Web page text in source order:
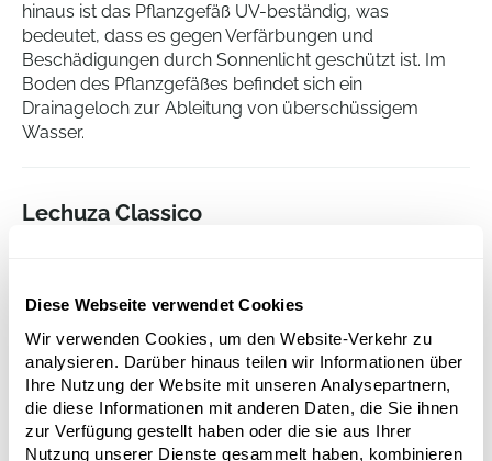
Diese Webseite verwendet Cookies
Wir verwenden Cookies, um den Website-Verkehr zu
analysieren. Darüber hinaus teilen wir Informationen über
Ihre Nutzung der Website mit unseren Analysepartnern,
die diese Informationen mit anderen Daten, die Sie ihnen
zur Verfügung gestellt haben oder die sie aus Ihrer
Nutzung unserer Dienste gesammelt haben, kombinieren
hinaus ist das Pflanzgefäß UV-beständig, was
bedeutet, dass es gegen Verfärbungen und
Beschädigungen durch Sonnenlicht geschützt ist. Im
Boden des Pflanzgefäßes befindet sich ein
Drainageloch zur Ableitung von überschüssigem
Wasser.
Lechuza Classico
Tiefe:
50
Öffnung:
57